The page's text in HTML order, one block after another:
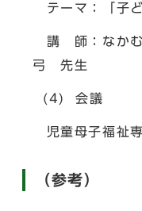
テーマ：「子ど
講 師：なか
弓 先生
(4) 会議
児童母子福祉
（参考）